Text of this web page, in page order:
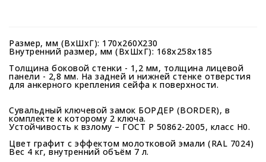
Размер, мм (ВхШхГ): 170х260Х230
Внутренний размер, мм (ВхШхГ): 168х258х185
Толщина боковой стенки - 1,2 мм, толщина лицевой
панели - 2,8 мм. На задней и нижней стенке отверстия
для анкерного крепления сейфа к поверхности.
Сувальдный ключевой замок БОРДЕР (BORDER), в
комплекте к которому 2 ключа.
Устойчивость к взлому – ГОСТ Р 50862-2005, класс Н0.
Цвет графит с эффектом молотковой эмали (RAL 7024)
Вес 4 кг, внутренний объём 7 л.